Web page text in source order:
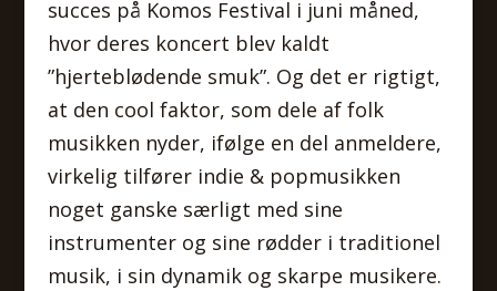
succes på Komos Festival i juni måned,
hvor deres koncert blev kaldt
”hjerteblødende smuk”. Og det er rigtigt,
at den cool faktor, som dele af folk
musikken nyder, ifølge en del anmeldere,
virkelig tilfører indie & popmusikken
noget ganske særligt med sine
instrumenter og sine rødder i traditionel
musik, i sin dynamik og skarpe musikere.